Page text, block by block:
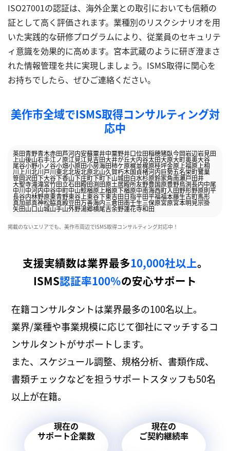
ISO27001の認証は、海外企業との取引においても信頼の
証として高く評価されます。業種別のリスクシナリオを用
いた実践的な研修プログラムにより、従業員のセキュリテ
ィ意識を効果的に高めます。宮本武蔵のように研ぎ澄まさ
れた情報管理を共に実現しましょう。ISMS取得に関心を
お持ちでしたら、ぜひご連絡ください。
美作市全域でISMS取得コンサルティング対
応中
英田青野青木赤田芦河内安蘇粟井中粟野井口位田稲穂猪臥今岡岩辺岩見田
上山後山右手江ノ原江見江見吉田大井が丘大内谷太田大原大町奥奥大谷
尾谷小野小ノ谷小畑小原田小房海田柿ケ原梶並梶原桂坪金原 上福原上相
川上川北川戸川東北北坂北原北山久賀朽木国貞楮河内巨勢五名栄町鷺巣
笹岡沢田下大谷下香山下庄町下町下山城田白水杉原鈴家角南瀬戸田井
大聖寺滝滝宮竹田立石田殿田渕田原土居殿所友野豊国原豊野鳥渕長内中尾
中川中河内中谷中町中山鯰楢原上楢原下楢原中南海西町入田野形野原則平
長谷内林野原東青野東谷上東谷下東吉田日指平田平福福本藤生古町馬形
真加部真神松脇真殿豆田万善海内三倉田南壬生三保原宮原宮本明見宗掛
矢田山口山城山手山外野湯郷横尾吉余野蓮花寺和田
掲載のないエリアでも、美作市周辺でISMS取得コンサルティング対応中！
支援実績数は業界最多10,000社以上。
ISMS認証率100％の安心サポート
在籍コンサルタントは業界最多の100名以上。
業界/業種や事業規模に応じて御社にマッチするコ
ンサルタントがサポートします。
また、スケジュール調整、規格分析、書類作成、
書類チェックなどを担うサポートスタッフも50名
以上が在籍。
現在の
サポート企業数
現在の
ご契約継続率